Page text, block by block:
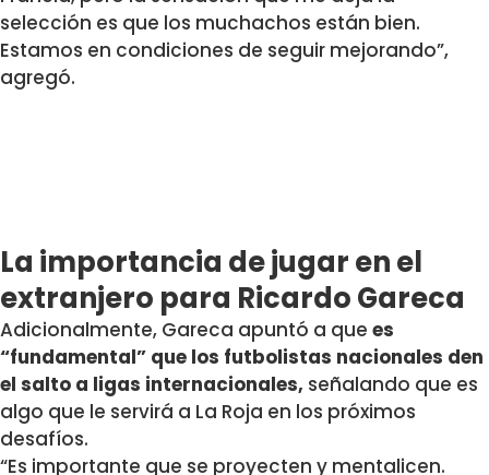
selección es que los muchachos están bien.
Estamos en condiciones de seguir mejorando”,
agregó.
La importancia de jugar en el
extranjero para Ricardo Gareca
Adicionalmente, Gareca apuntó a que es
“fundamental” que los futbolistas nacionales den
el salto a ligas internacionales, señalando que es
algo que le servirá a La Roja en los próximos
desafíos.
“Es importante que se proyecten y mentalicen.